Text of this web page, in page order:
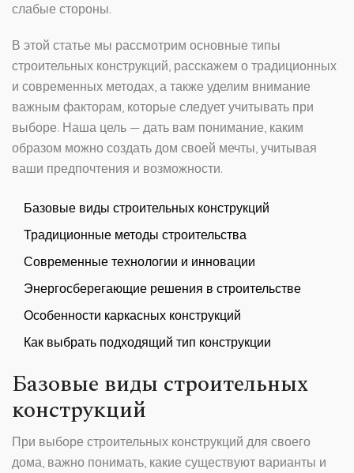
слабые стороны.
В этой статье мы рассмотрим основные типы
строительных конструкций, расскажем о традиционных
и современных методах, а также уделим внимание
важным факторам, которые следует учитывать при
выборе. Наша цель — дать вам понимание, каким
образом можно создать дом своей мечты, учитывая
ваши предпочтения и возможности.
Базовые виды строительных конструкций
Традиционные методы строительства
Современные технологии и инновации
Энергосберегающие решения в строительстве
Особенности каркасных конструкций
Как выбрать подходящий тип конструкции
Базовые виды строительных
конструкций
При выборе строительных конструкций для своего
дома, важно понимать, какие существуют варианты и